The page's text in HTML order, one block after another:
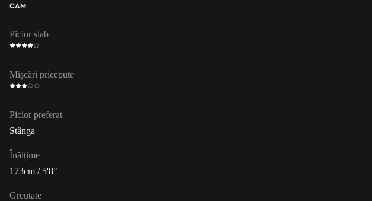
CAM
Picior slab
Mișcări pricepute
Picior preferat
Stânga
Înălțime
173cm / 5'8"
Greutate